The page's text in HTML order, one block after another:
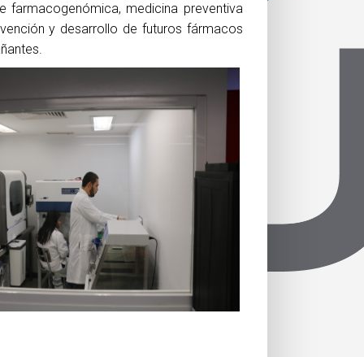
farmacogenómica, medicina preventiva
y desarrollo de futuros fármacos